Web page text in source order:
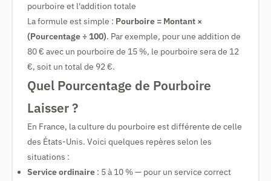
pourboire et l'addition totale
La formule est simple : Pourboire = Montant ×
(Pourcentage ÷ 100). Par exemple, pour une addition de
80 € avec un pourboire de 15 %, le pourboire sera de 12
€, soit un total de 92 €.
Quel Pourcentage de Pourboire
Laisser ?
En France, la culture du pourboire est différente de celle
des États-Unis. Voici quelques repères selon les
situations :
Service ordinaire : 5 à 10 % — pour un service correct